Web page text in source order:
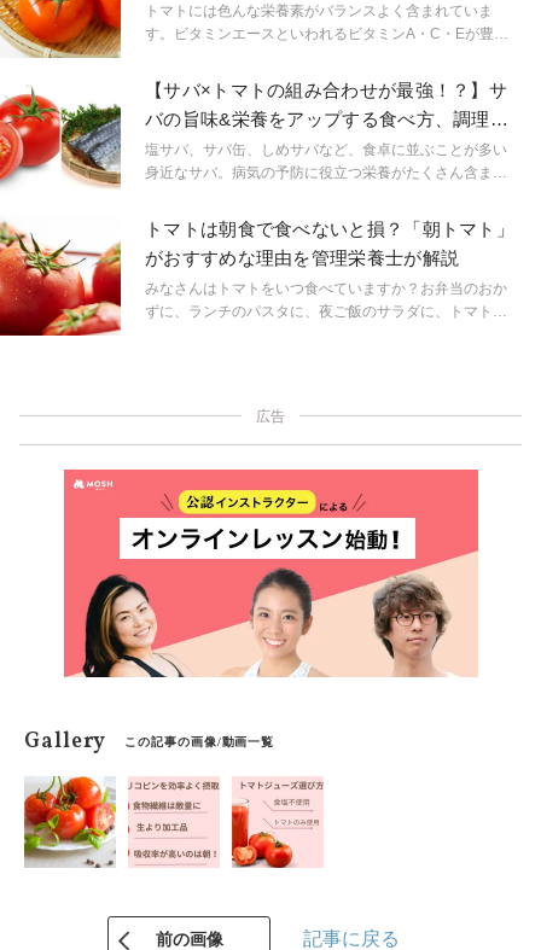
上手にトマト料理を楽しむことができますよ。
トマトには色んな栄養素がバランスよく含まれていま
す。ビタミンエースといわれるビタミンA・C・Eが豊富
点のトマトと組み合わせることでさらに栄養価がアップ
する食材を簡単にできるレシピと一緒に紹介します。
【サバ×トマトの組み合わせが最強！？】サ
バの旨味&栄養をアップする食べ方、調理の
ヒントを解説
塩サバ、サバ缶、しめサバなど、食卓に並ぶことが多い
身近なサバ。病気の予防に役立つ栄養がたくさん含まれ
にはトマトと一緒に食べることがおすすめです。栄養効
果が高まるだけではなくおいしさもアップ。その理由や
利用方法について管理栄養士が紹介します。ぜひサバを
食べる時、調理する時の参考にしてくださいね。
トマトは朝食で食べないと損？「朝トマト」
がおすすめな理由を管理栄養士が解説
みなさんはトマトをいつ食べていますか？お弁当のおか
ずに、ランチのパスタに、夜ご飯のサラダに、トマトは
広告
Gallery この記事の画像/動画一覧
前の画像 記事に戻る